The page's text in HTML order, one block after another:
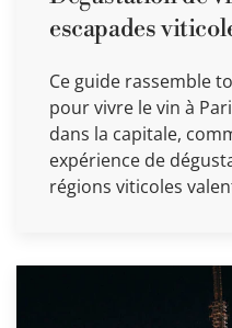
escapades
Ce guide rassemble
pour vivre le vin à
dans la capitale,
expérience de
régions viticoles